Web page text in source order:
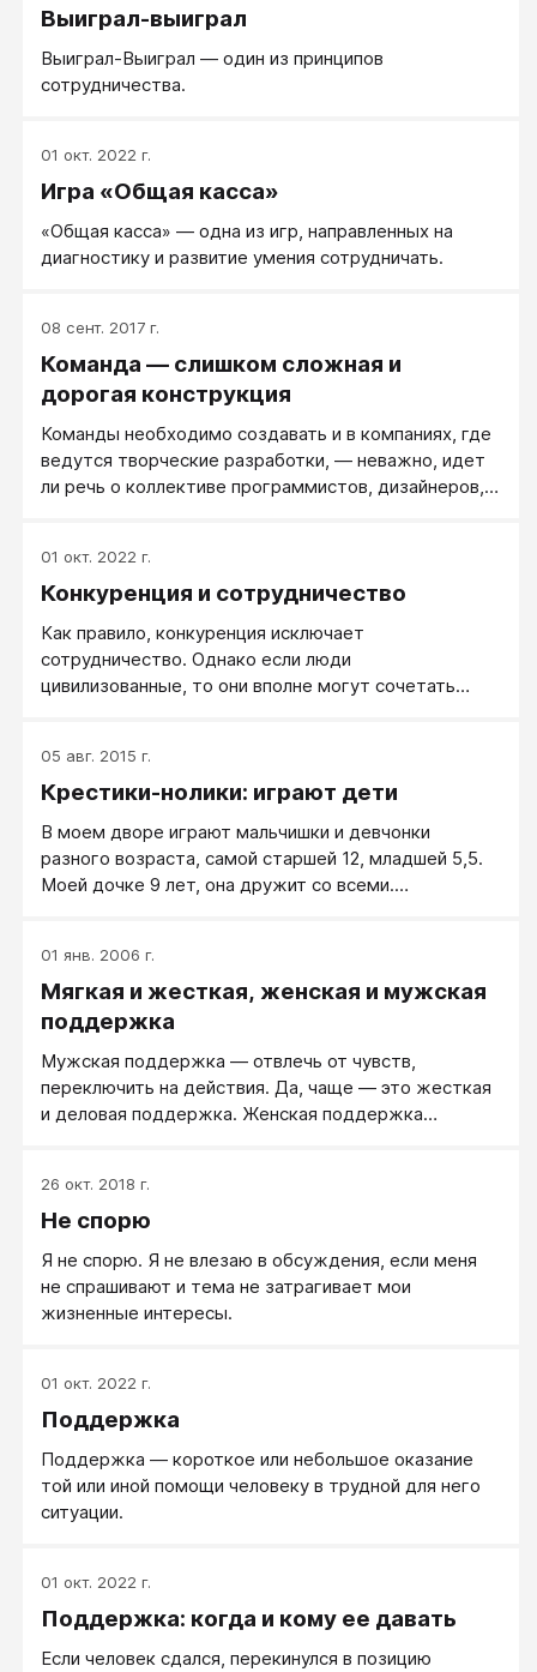
Выиграл-выиграл
Выиграл-Выиграл — один из принципов
сотрудничества.
01 окт. 2022 г.
Игра «Общая касса»
«Общая касса» — одна из игр, направленных на
диагностику и развитие умения сотрудничать.
08 сент. 2017 г.
Команда — слишком сложная и
дорогая конструкция
Команды необходимо создавать и в компаниях, где
ведутся творческие разработки, — неважно, идет
ли речь о коллективе программистов, дизайнеров,
быть иная атмосфера. А в остальных случаях без
команды легко обойтись — многие задачи проще
01 окт. 2022 г.
Конкуренция и сотрудничество
Как правило, конкуренция исключает
сотрудничество. Однако если люди
цивилизованные, то они вполне могут сочетать
между собой. Мудрые люди действительно
понимают, что конкуренты объективно полезны для
расслабиться, стимулируют думать, плюс на их же
находках хорошо учиться самому.
05 авг. 2015 г.
Крестики-нолики: играют дети
В моем дворе играют мальчишки и девчонки
разного возраста, самой старшей 12, младшей 5,5.
Моей дочке 9 лет, она дружит со всеми.
подтянулись, поставила задачу.
01 янв. 2006 г.
Мягкая и жесткая, женская и мужская
поддержка
Мужская поддержка — отвлечь от чувств,
переключить на действия. Да, чаще — это жесткая
и деловая поддержка. Женская поддержка
действительно мягкая и эмоциональная поддержка.
26 окт. 2018 г.
Не спорю
Я не спорю. Я не влезаю в обсуждения, если меня
не спрашивают и тема не затрагивает мои
жизненные интересы.
01 окт. 2022 г.
Поддержка
Поддержка — короткое или небольшое оказание
той или иной помощи человеку в трудной для него
ситуации.
01 окт. 2022 г.
Поддержка: когда и кому ее давать
Если человек сдался, перекинулся в позицию